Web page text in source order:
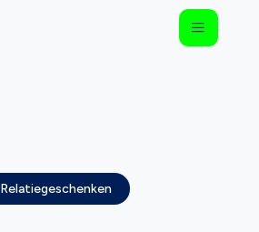
Relatiegeschenken